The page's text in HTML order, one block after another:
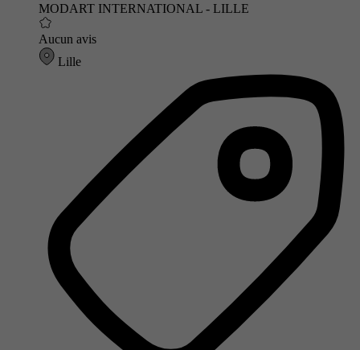
MODART INTERNATIONAL - LILLE
Aucun avis
Lille